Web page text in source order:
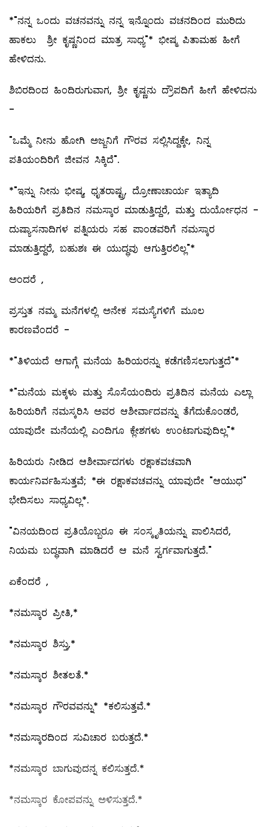
*"ನನ್ನ ಒಂದು ವಚನವನ್ನು ನನ್ನ ಇನ್ನೊಂದು ವಚನದಿಂದ ಮುರಿದು
ಹಾಕಲು ಶ್ರೀ ಕೃಷ್ಣನಿಂದ ಮಾತ್ರ ಸಾಧ್ಯ"* ಭೀಷ್ಮ ಪಿತಾಮಹ ಹೀಗೆ
ಹೇಳಿದನು.
ಶಿಬಿರದಿಂದ ಹಿಂದಿರುಗುವಾಗ, ಶ್ರೀ ಕೃಷ್ಣನು ದ್ರೌಪದಿಗೆ ಹೀಗೆ ಹೇಳಿದನು
-
"ಒಮ್ಮೆ ನೀನು ಹೋಗಿ ಅಜ್ಜನಿಗೆ ಗೌರವ ಸಲ್ಲಿಸಿದ್ದಕ್ಕೇ, ನಿನ್ನ
ಪತಿಯಂದಿರಿಗೆ ಜೀವನ ಸಿಕ್ಕಿದೆ".
*"ಇನ್ನು ನೀನು ಭೀಷ್ಮ, ಧೃತರಾಷ್ಟ್ರ, ದ್ರೋಣಾಚಾರ್ಯ ಇತ್ಯಾದಿ
ಹಿರಿಯರಿಗೆ ಪ್ರತಿದಿನ ನಮಸ್ಕಾರ ಮಾಡುತ್ತಿದ್ದರೆ, ಮತ್ತು ದುರ್ಯೋಧನ -
ದುಷ್ಯಾಸನಾದಿಗಳ ಪತ್ನಿಯರು ಸಹ ಪಾಂಡವರಿಗೆ ನಮಸ್ಕಾರ
ಮಾಡುತ್ತಿದ್ದರೆ, ಬಹುಶಃ ಈ ಯುದ್ಧವು ಆಗುತ್ತಿರಲಿಲ್ಲ"*
ಅಂದರೆ ,
ಪ್ರಸ್ತುತ ನಮ್ಮ ಮನೆಗಳಲ್ಲಿ ಅನೇಕ ಸಮಸ್ಯೆಗಳಿಗೆ ಮೂಲ
ಕಾರಣವೆಂದರೆ -
*"ತಿಳಿಯದೆ ಆಗಾಗ್ಗೆ ಮನೆಯ ಹಿರಿಯರನ್ನು ಕಡೆಗಣಿಸಲಾಗುತ್ತದೆ"*
*"ಮನೆಯ ಮಕ್ಕಳು ಮತ್ತು ಸೊಸೆಯಂದಿರು ಪ್ರತಿದಿನ ಮನೆಯ ಎಲ್ಲಾ
ಹಿರಿಯರಿಗೆ ನಮಸ್ಕರಿಸಿ ಅವರ ಆಶೀರ್ವಾದವನ್ನು ತೆಗೆದುಕೊಂಡರೆ,
ಯಾವುದೇ ಮನೆಯಲ್ಲಿ ಎಂದಿಗೂ ಕ್ಲೇಶಗಳು ಉಂಟಾಗುವುದಿಲ್ಲ"*
ಹಿರಿಯರು ನೀಡಿದ ಆಶೀರ್ವಾದಗಳು ರಕ್ಷಾಕವಚವಾಗಿ
ಕಾರ್ಯನಿರ್ವಹಿಸುತ್ತವೆ; *ಈ ರಕ್ಷಾಕವಚವನ್ನು ಯಾವುದೇ "ಆಯುಧ"
ಭೇದಿಸಲು ಸಾಧ್ಯವಿಲ್ಲ*.
"ವಿನಯದಿಂದ ಪ್ರತಿಯೊಬ್ಬರೂ ಈ ಸಂಸ್ಕೃತಿಯನ್ನು ಪಾಲಿಸಿದರೆ,
ನಿಯಮ ಬದ್ಧವಾಗಿ ಮಾಡಿದರೆ ಆ ಮನೆ ಸ್ವರ್ಗವಾಗುತ್ತದೆ."
ಏಕೆಂದರೆ ,
*ನಮಸ್ಕಾರ ಪ್ರೀತಿ,*
*ನಮಸ್ಕಾರ ಶಿಸ್ತು,*
*ನಮಸ್ಕಾರ ಶೀತಲತೆ.*
*ನಮಸ್ಕಾರ ಗೌರವವನ್ನು* *ಕಲಿಸುತ್ತವೆ.*
*ನಮಸ್ಕಾರದಿಂದ ಸುವಿಚಾರ ಬರುತ್ತದೆ.*
*ನಮಸ್ಕಾರ ಬಾಗುವುದನ್ನ ಕಲಿಸುತ್ತದೆ.*
*ನಮಸ್ಕಾರ ಕೋಪವನ್ನು ಅಳಿಸುತ್ತದೆ.*